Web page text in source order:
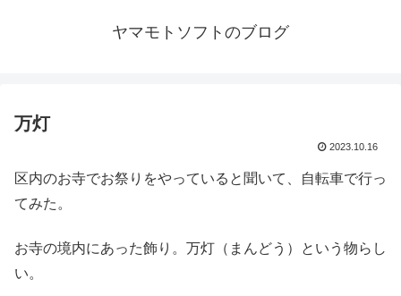
ヤマモトソフトのブログ
万灯
2023.10.16
区内のお寺でお祭りをやっていると聞いて、自転車で行っ
てみた。
お寺の境内にあった飾り。万灯（まんどう）という物らし
い。